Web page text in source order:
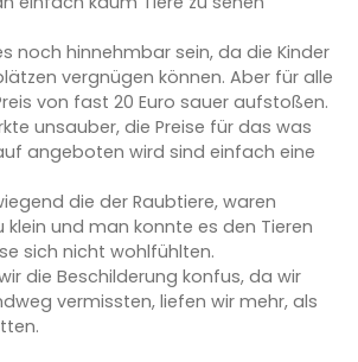
noch hinnehmbar sein, da die Kinder
vergnügen können. Aber für alle
von fast 20 Euro sauer aufstoßen.
unsauber, die Preise für das was
angeboten wird sind einfach eine
die der Raubtiere, waren
und man konnte es den Tieren
sich nicht wohlfühlten.
die Beschilderung konfus, da wir
vermissten, liefen wir mehr, als